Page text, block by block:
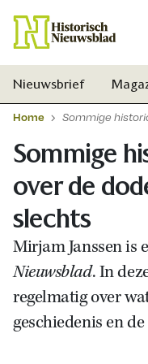
Nieuwsbrief
Home Sommige
Sommige
over de
slechts
Mirjam Janssen is
Nieuwsblad. In
regelmatig over
geschiedenis en